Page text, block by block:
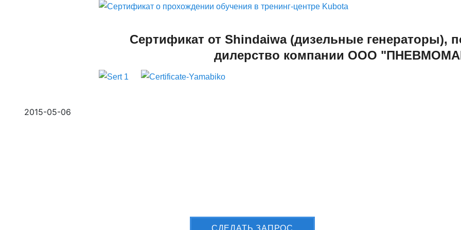
Сертификат от Shindaiwa (дизельные генераторы),
дилерство компании ООО
2015-05-06
CДЕЛАТЬ ЗАПРОС